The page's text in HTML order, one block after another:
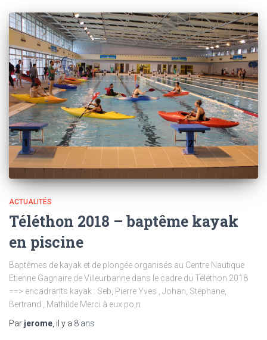
ACTUALITÉS
Téléthon 2018 – baptême kayak
en piscine
Baptêmes de kayak et de plongée organisés au Centre Nautique
Etienne Gagnaire de Villeurbanne dans le cadre du Téléthon 2018
==> encadrants kayak : Seb, Pierre Yves , Johan, Stéphane,
Bertrand , Mathilde Merci à eux po,n
Par jerome , il y a 8 ans